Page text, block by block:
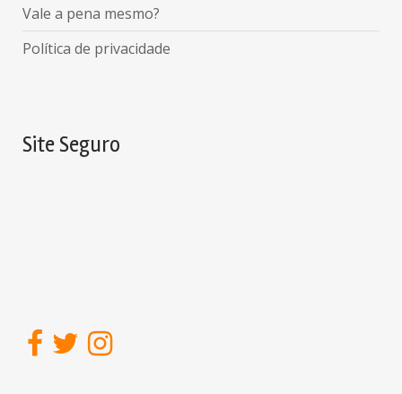
Vale a pena mesmo?
Política de privacidade
Site Seguro